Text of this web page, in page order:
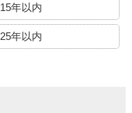
15年以内
25年以内